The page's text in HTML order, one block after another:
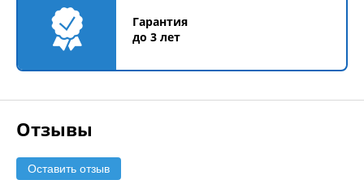
Гарантия
до 3 лет
Отзывы
Оставить отзыв